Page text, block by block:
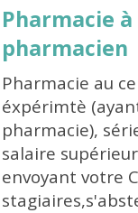
Pharmacie
pharmacien
Pharmacie au
éxpérimtè
pharmacie),
salaire
envoyant votre